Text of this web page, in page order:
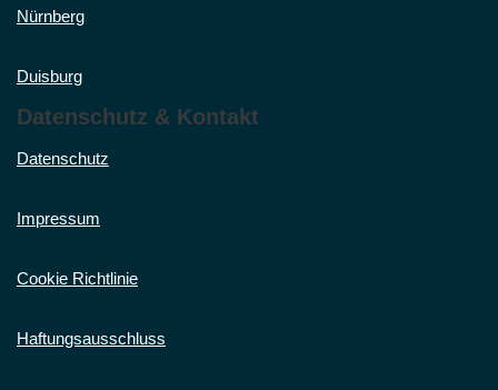
Nürnberg
Duisburg
Datenschutz & Kontakt
Datenschutz
Impressum
Cookie Richtlinie
Haftungsausschluss